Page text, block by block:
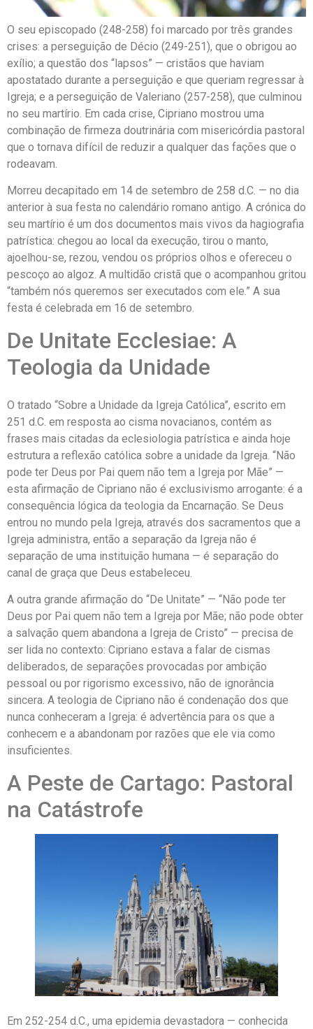
O seu episcopado (248-258) foi marcado por três grandes
crises: a perseguição de Décio (249-251), que o obrigou ao
exílio; a questão dos “lapsos” — cristãos que haviam
apostatado durante a perseguição e que queriam regressar à
Igreja; e a perseguição de Valeriano (257-258), que culminou
no seu martírio. Em cada crise, Cipriano mostrou uma
combinação de firmeza doutrinária com misericórdia pastoral
que o tornava difícil de reduzir a qualquer das fações que o
rodeavam.
Morreu decapitado em 14 de setembro de 258 d.C. — no dia
anterior à sua festa no calendário romano antigo. A crónica do
seu martírio é um dos documentos mais vivos da hagiografia
patrística: chegou ao local da execução, tirou o manto,
ajoelhou-se, rezou, vendou os próprios olhos e ofereceu o
pescoço ao algoz. A multidão cristã que o acompanhou gritou
“também nós queremos ser executados com ele.” A sua
festa é celebrada em 16 de setembro.
De Unitate Ecclesiae: A
Teologia da Unidade
O tratado “Sobre a Unidade da Igreja Católica”, escrito em
251 d.C. em resposta ao cisma novacianos, contém as
frases mais citadas da eclesiologia patrística e ainda hoje
estrutura a reflexão católica sobre a unidade da Igreja. “Não
pode ter Deus por Pai quem não tem a Igreja por Mãe” —
esta afirmação de Cipriano não é exclusivismo arrogante: é a
consequência lógica da teologia da Encarnação. Se Deus
entrou no mundo pela Igreja, através dos sacramentos que a
Igreja administra, então a separação da Igreja não é
separação de uma instituição humana — é separação do
canal de graça que Deus estabeleceu.
A outra grande afirmação do “De Unitate” — “Não pode ter
Deus por Pai quem não tem a Igreja por Mãe; não pode obter
a salvação quem abandona a Igreja de Cristo” — precisa de
ser lida no contexto: Cipriano estava a falar de cismas
deliberados, de separações provocadas por ambição
pessoal ou por rigorismo excessivo, não de ignorância
sincera. A teologia de Cipriano não é condenação dos que
nunca conheceram a Igreja: é advertência para os que a
conhecem e a abandonam por razões que ele via como
insuficientes.
A Peste de Cartago: Pastoral
na Catástrofe
Em 252-254 d.C., uma epidemia devastadora — conhecida